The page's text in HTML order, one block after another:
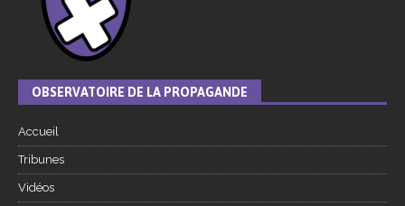
OBSERVATOIRE DE LA PROPAGANDE
Accueil
Tribunes
Vidéos